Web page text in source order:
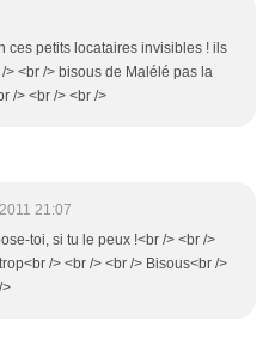
ces petits locataires invisibles ! ils
> <br /> bisous de Malélé pas la
/> <br /> <br />
21:07
toi, si tu le peux !<br /> <br />
/> <br /> <br /> Bisous<br />
>